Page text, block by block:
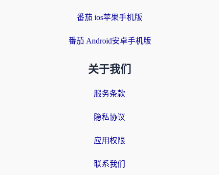
番茄 ios苹果手机版
番茄 Android安卓手机版
关于我们
服务条款
隐私协议
应用权限
联系我们